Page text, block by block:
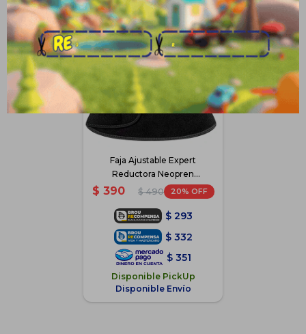
Faja Ajustable Expert
Reductora Neopren
Modeladora El Rey - Negro
$ 390 $ 490 20
$ 293
$ 332
$ 351
Disponible PickUp
Disponible Envío